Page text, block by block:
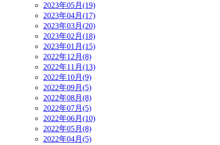
2023年05月(19)
2023年04月(17)
2023年03月(20)
2023年02月(18)
2023年01月(15)
2022年12月(8)
2022年11月(13)
2022年10月(9)
2022年09月(5)
2022年08月(8)
2022年07月(5)
2022年06月(10)
2022年05月(8)
2022年04月(5)